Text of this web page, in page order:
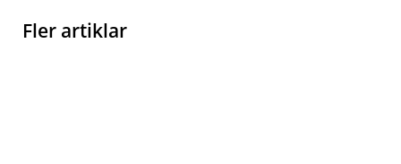
Fler artiklar